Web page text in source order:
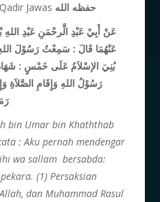
Jawas حفظه الله
عَنْ أَبِيْ عَبْدِ الَّرحْمَنِ عَبْدِ
عَنْهُمَا قَالَ : سَمِعْتُ رَسُوْلَ
بُنِيَ الإسْلاَمُ عَلَى خَمْسٍ :
رَسُوْلُ اللهِ وَإِقَامِ الصَّلاَةِ
bin Umar bin Khaththab
: Aku pernah mendengar
wa sallam bersabda:
(1) Persaksian
dan Muhammad Rasul